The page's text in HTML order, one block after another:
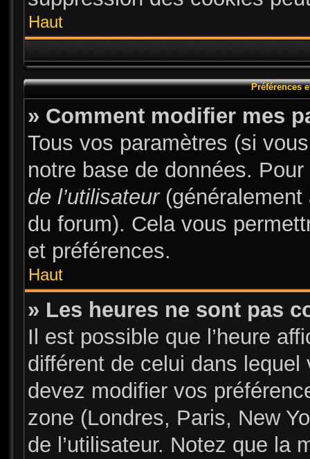
Haut
Préférences
» Comment modifier mes
Tous vos paramètres (si
notre base de données.
de l’utilisateur(généralement
du forum). Cela vous
et préférences.
Haut
» Les heures ne sont pas
Il est possible que l’heure
différent de celui dans
devez modifier vos
zone (Londres, Paris, New
de l’utilisateur. Notez que la